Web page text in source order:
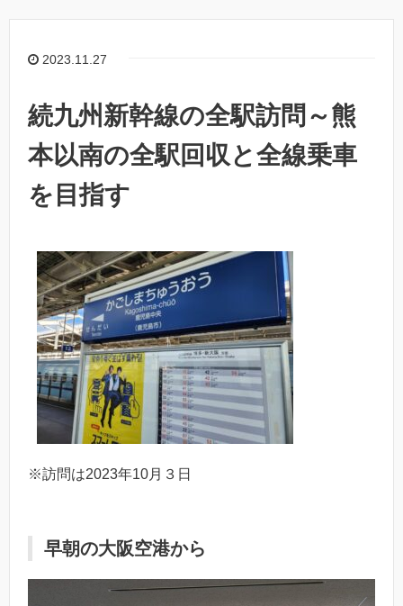
2023.11.27
続九州新幹線の全駅訪問～熊
本以南の全駅回収と全線乗車
を目指す
※訪問は2023年10月３日
早朝の大阪空港から